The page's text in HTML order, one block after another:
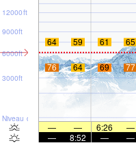
Niveau de la mer
3000ft
6000ft
9000ft
12000ft
64 59 61 65
76 64 69 77
— — 6:26 —
—
8:52 — —